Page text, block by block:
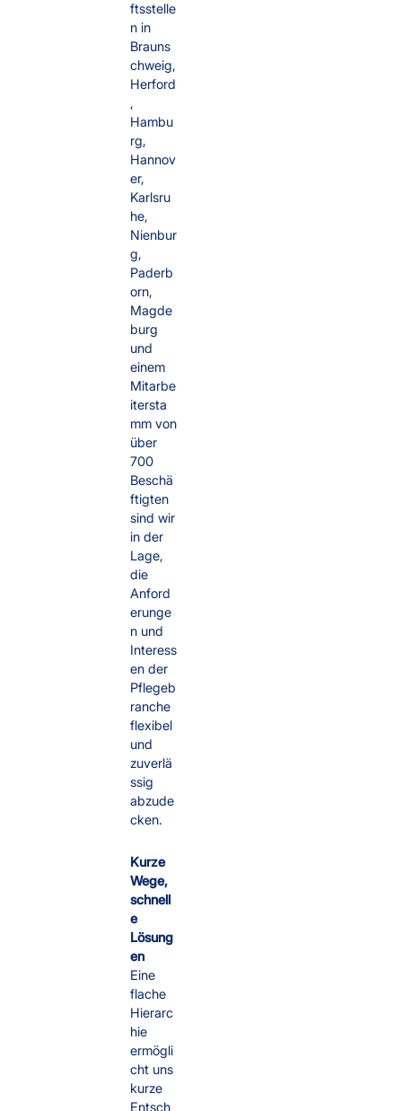
ftsstelle
n in
Brauns
chweig,
Herford
,
Hambu
rg,
Hannov
er,
Karlsru
he,
Nienbur
g,
Paderb
orn,
Magde
burg
und
einem
Mitarbe
itersta
mm von
über
700
Beschä
ftigten
sind wir
in der
Lage,
die
Anford
erunge
n und
Interess
en der
Pflegeb
ranche
flexibel
und
zuverlä
ssig
abzude
cken.
Kurze
Wege,
schnell
e
Lösung
en
Eine
flache
Hierarc
hie
ermögli
cht uns
kurze
Entsch